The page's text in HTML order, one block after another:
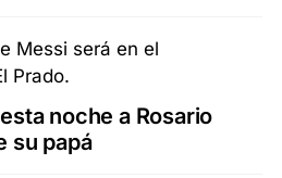
noche a Rosario
su papá